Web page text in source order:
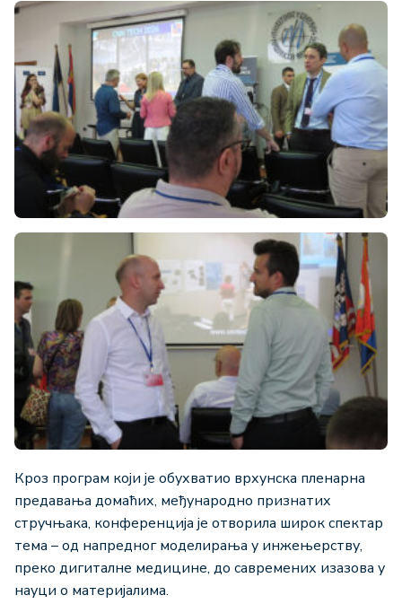
Кроз програм који је обухватио врхунска пленарна
предавања домаћих, међународно признатих
стручњака, конференција је отворила широк спектар
тема – од напредног моделирања у инжењерству,
преко дигиталне медицине, до савремених изазова у
науци о материјалима.